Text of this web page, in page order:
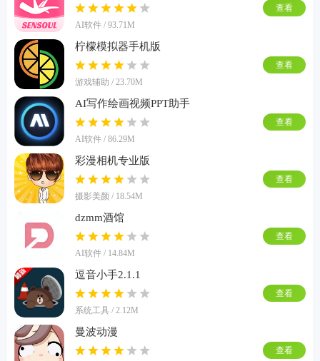
AI软件 / 93.71M
查看
柠檬模拟器手机版
游戏辅助 / 23.70M
查看
AI写作绘画视频PPT助手
AI软件 / 86.29M
查看
彩漫相机专业版
摄影美颜 / 18.54M
查看
dzmm酒馆
AI软件 / 14.84M
查看
逗音小手2.1.1
系统工具 / 2.12M
查看
曼波动漫
查看